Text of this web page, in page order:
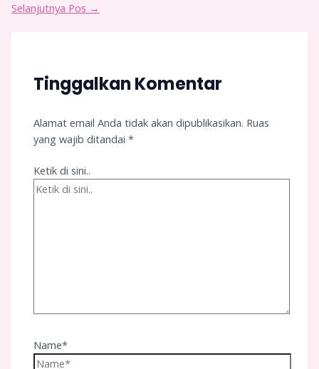
Selanjutnya Pos →
Tinggalkan Komentar
Alamat email Anda tidak akan dipublikasikan. Ruas
yang wajib ditandai*
Ketik di sini..
Name*